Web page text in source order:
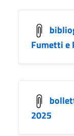
Fumetti e
2025